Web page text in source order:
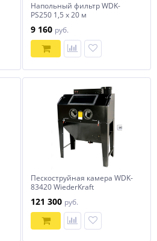
Напольный фильтр WDK-
PS250 1,5 x 20 м
9 160 руб.
Пескоструйная камера WDK-
83420 WiederKraft
121 300 руб.